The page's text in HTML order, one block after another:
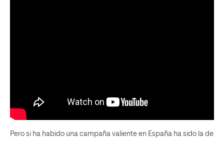
Pero si ha habido una campaña valiente en España ha sido la de